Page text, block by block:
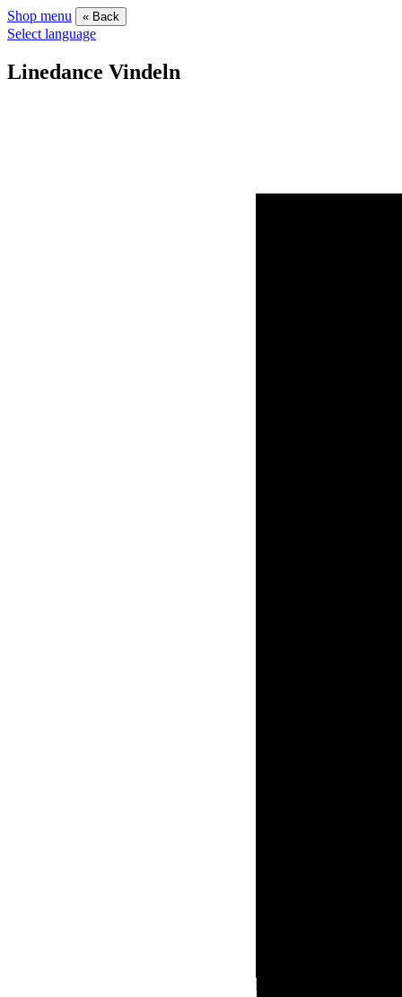
Shop menu « Back
Select language
Linedance Vindeln